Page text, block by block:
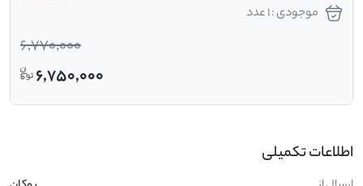
موجودی : 1 عدد
6,770,000
6,750,000
اطلاعات تکمیلی